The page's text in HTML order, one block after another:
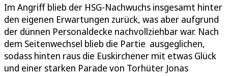
Im Angriff blieb der HSG-Nachwuchs insgesamt hinter
den eigenen Erwartungen zurück, was aber aufgrund
der dünnen Personaldecke nachvollziehbar war. Nach
dem Seitenwechsel blieb die Partie ausgeglichen,
sodass hinten raus die Euskirchener mit etwas Glück
und einer starken Parade von Torhüter Jonas